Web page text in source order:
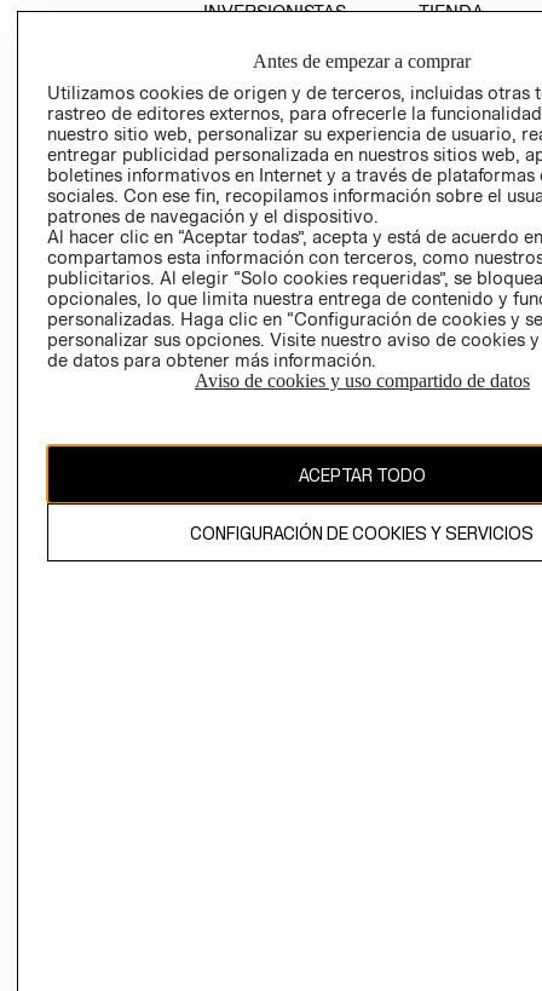
INVERSIONISTAS
EMPRESARIAL
TIENDA
CONDICIONES
AVISO DE
PRIVACIDAD
GIFT CARD
AVISO DE
El contenido de esta página web está protegido por copyright y es
propiedad de H&M Hennes & Mauritz AB.
Antes de empezar a comprar
Utilizamos cookies de origen y de terceros, incluidas otras
rastreo de editores externos, para ofrecerle la
nuestro sitio web, personalizar su experiencia de usuario,
entregar publicidad personalizada en nuestros sitios web,
boletines informativos en Internet y a través de plataformas
sociales. Con ese fin, recopilamos información sobre el
patrones de navegación y el dispositivo.
Al hacer clic en “Aceptar todas”, acepta y está de acuerdo
compartamos esta información con terceros, como
publicitarios. Al elegir “Solo cookies requeridas”, se
opcionales, lo que limita nuestra entrega de contenido y
personalizadas. Haga clic en “Configuración de cookies y
personalizar sus opciones. Visite nuestro aviso de cookies
de datos para obtener más información.
Aviso de cookies y uso compartido de datos
ACEPTAR TODO
CONFIGURACIÓN DE COOKIES Y SERVICIOS